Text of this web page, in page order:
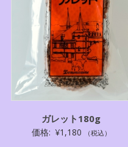
ガレット180g
価格: ¥1,180 （税込）